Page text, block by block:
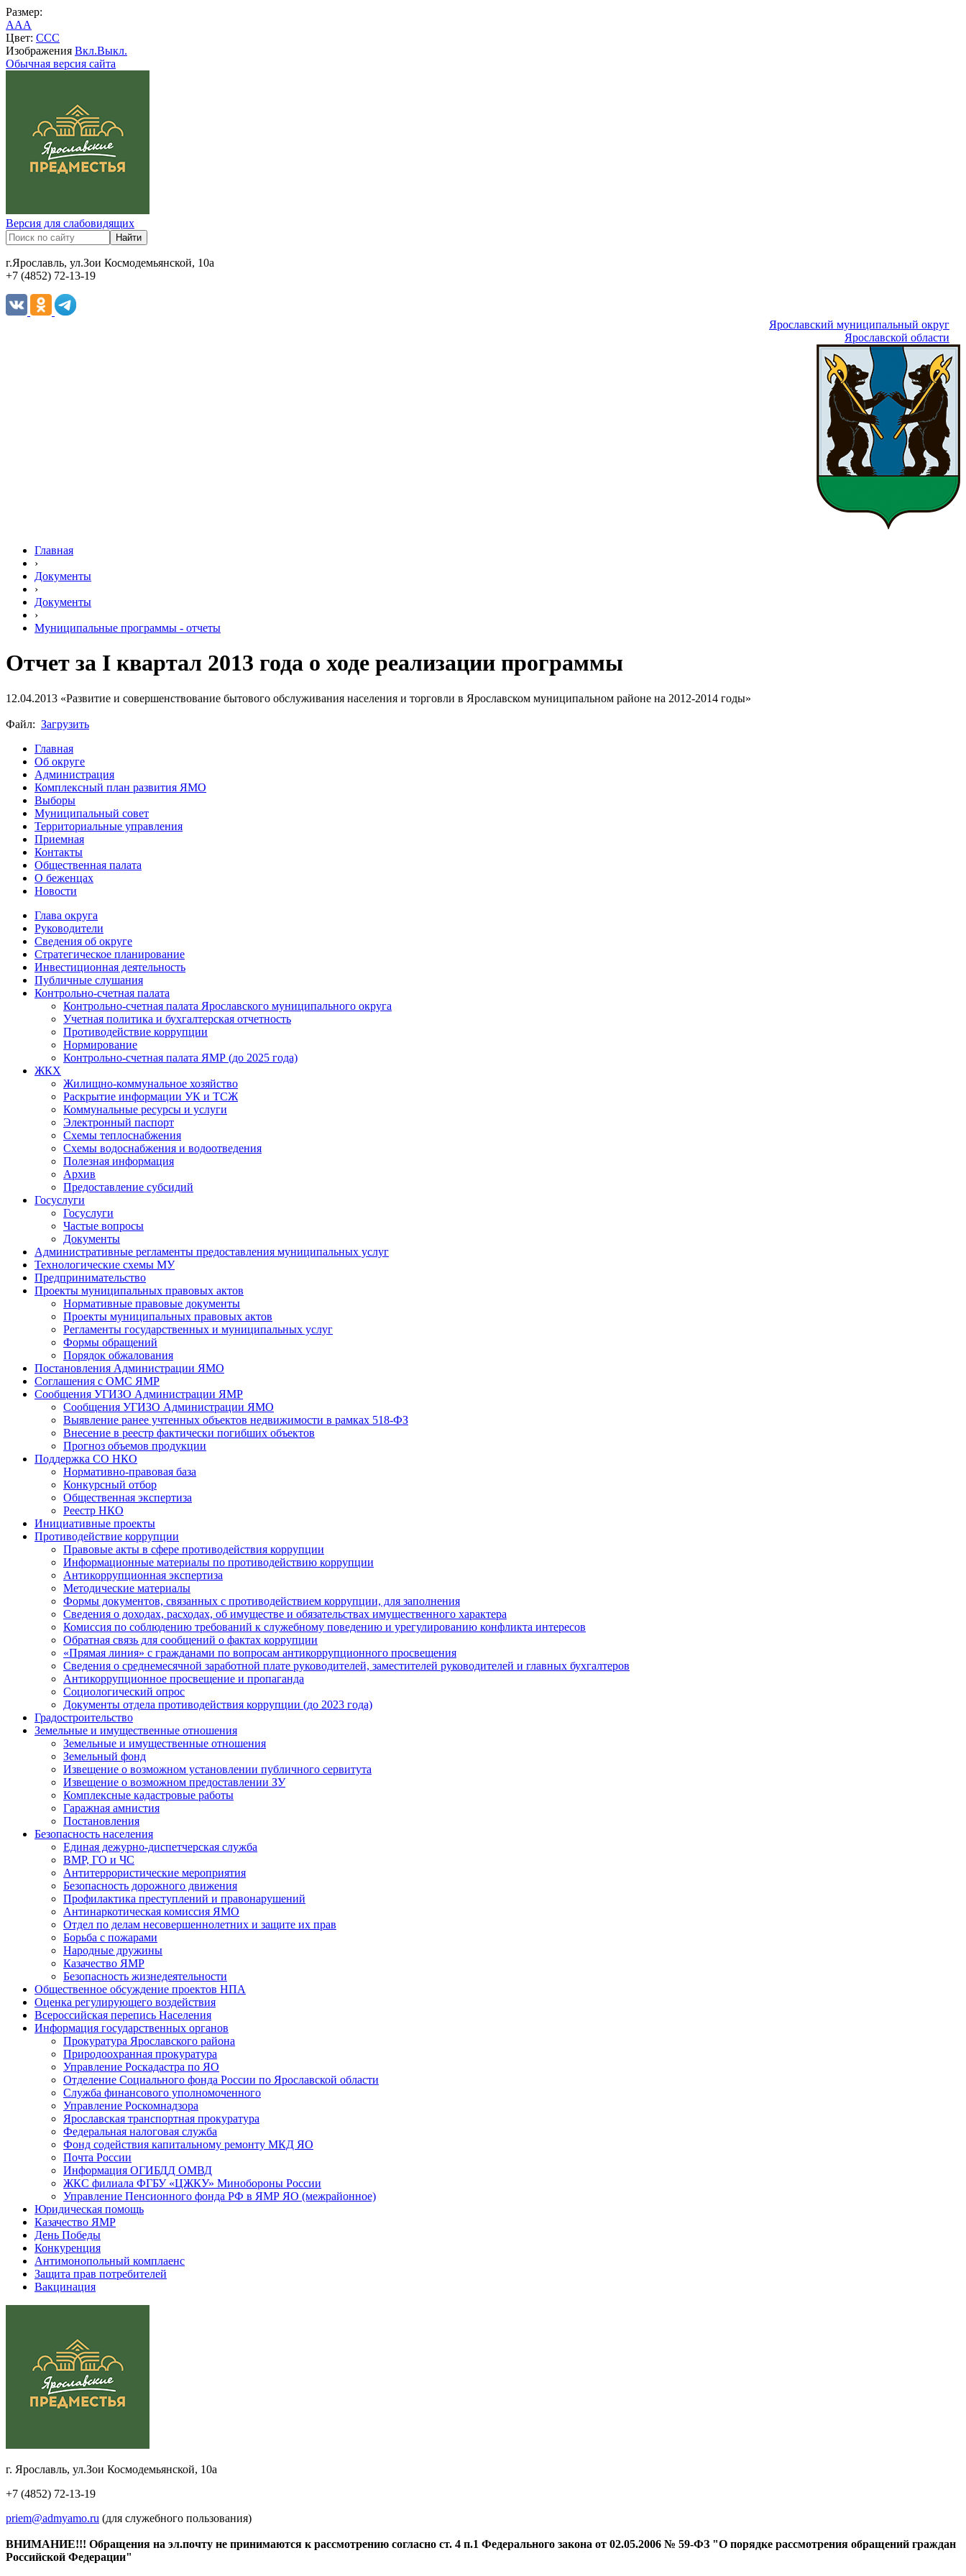
Размер:
AAA
Цвет: CCC
Изображения Вкл.Выкл.
Обычная версия сайта
Версия для слабовидящих
г.Ярославль, ул.Зои Космодемьянской, 10а
+7 (4852) 72-13-19
Ярославский муниципальный округ
Ярославской области
Главная
›
Документы
›
Документы
›
Муниципальные программы - отчеты
Отчет за I квартал 2013 года о ходе реализации программы
12.04.2013 «Развитие и совершенствование бытового обслуживания населения и торговли в Ярославском муниципальном районе на 2012-2014 годы»
Файл: Загрузить
Главная
Об округе
Администрация
Комплексный план развития ЯМО
Выборы
Муниципальный совет
Территориальные управления
Приемная
Контакты
Общественная палата
О беженцах
Новости
Глава округа
Руководители
Cведения об округе
Стратегическое планирование
Инвестиционная деятельность
Публичные слушания
Контрольно-счетная палата
Контрольно-счетная палата Ярославского муниципального округа
Учетная политика и бухгалтерская отчетность
Противодействие коррупции
Нормирование
Контрольно-счетная палата ЯМР (до 2025 года)
ЖКХ
Жилищно-коммунальное хозяйство
Раскрытие информации УК и ТСЖ
Коммунальные ресурсы и услуги
Электронный паспорт
Схемы теплоснабжения
Схемы водоснабжения и водоотведения
Полезная информация
Архив
Предоставление субсидий
Госуслуги
Госуслуги
Частые вопросы
Документы
Административные регламенты предоставления муниципальных услуг
Технологические схемы МУ
Предпринимательство
Проекты муниципальных правовых актов
Нормативные правовые документы
Проекты муниципальных правовых актов
Регламенты государственных и муниципальных услуг
Формы обращений
Порядок обжалования
Постановления Администрации ЯМО
Соглашения с ОМС ЯМР
Сообщения УГИЗО Администрации ЯМР
Сообщения УГИЗО Администрации ЯМО
Выявление ранее учтенных объектов недвижимости в рамках 518-ФЗ
Внесение в реестр фактически погибших объектов
Прогноз объемов продукции
Поддержка СО НКО
Нормативно-правовая база
Конкурсный отбор
Общественная экспертиза
Реестр НКО
Инициативные проекты
Противодействие коррупции
Правовые акты в сфере противодействия коррупции
Информационные материалы по противодействию коррупции
Антикоррупционная экспертиза
Методические материалы
Формы документов, связанных с противодействием коррупции, для заполнения
Сведения о доходах, расходах, об имуществе и обязательствах имущественного характера
Комиссия по соблюдению требований к служебному поведению и урегулированию конфликта интересов
Обратная связь для сообщений о фактах коррупции
«Прямая линия» с гражданами по вопросам антикоррупционного просвещения
Сведения о среднемесячной заработной плате руководителей, заместителей руководителей и главных бухгалтеров
Антикоррупционное просвещение и пропаганда
Социологический опрос
Документы отдела противодействия коррупции (до 2023 года)
Градостроительство
Земельные и имущественные отношения
Земельные и имущественные отношения
Земельный фонд
Извещение о возможном установлении публичного сервитута
Извещение о возможном предоставлении ЗУ
Комплексные кадастровые работы
Гаражная амнистия
Постановления
Безопасность населения
Единая дежурно-диспетчерская служба
ВМР, ГО и ЧС
Антитеррористические мероприятия
Безопасность дорожного движения
Профилактика преступлений и правонарушений
Антинаркотическая комиссия ЯМО
Отдел по делам несовершеннолетних и защите их прав
Борьба с пожарами
Народные дружины
Казачество ЯМР
Безопасность жизнедеятельности
Общественное обсуждение проектов НПА
Оценка регулирующего воздействия
Всероссийская перепись Населения
Информация государственных органов
Прокуратура Ярославского района
Природоохранная прокуратура
Управление Роскадастра по ЯО
Отделение Социального фонда России по Ярославской области
Служба финансового уполномоченного
Управление Роскомнадзора
Ярославская транспортная прокуратура
Федеральная налоговая служба
Фонд содействия капитальному ремонту МКД ЯО
Почта России
Информация ОГИБДД ОМВД
ЖКС филиала ФГБУ «ЦЖКУ» Минобороны России
Управление Пенсионного фонда РФ в ЯМР ЯО (межрайонное)
Юридическая помощь
Казачество ЯМР
День Победы
Конкуренция
Антимонопольный комплаенс
Защита прав потребителей
Вакцинация
г. Ярославль, ул.Зои Космодемьянской, 10а
+7 (4852) 72-13-19
priem@admyamo.ru (для служебного пользования)
ВНИМАНИЕ!!! Обращения на эл.почту не принимаются к рассмотрению согласно ст. 4 п.1 Федерального закона от 02.05.2006 № 59-ФЗ "О порядке рассмотрения обращений граждан
Российской Федерации"